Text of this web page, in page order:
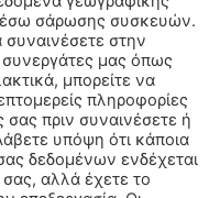
σάρωσης συσκευών.
συναινέσετε στην
συνεργάτες μας όπως
μπορείτε να
πληροφορίες
σας πριν συναινέσετε ή
υπόψη ότι κάποια
δεδομένων ενδέχεται
αλλά έχετε το